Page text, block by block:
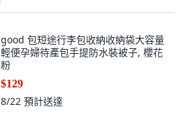
good 包短途行李包收納收納袋大容量
輕便孕婦待產包手提防水裝被子, 櫻花
粉
$129
8/22 預計送達